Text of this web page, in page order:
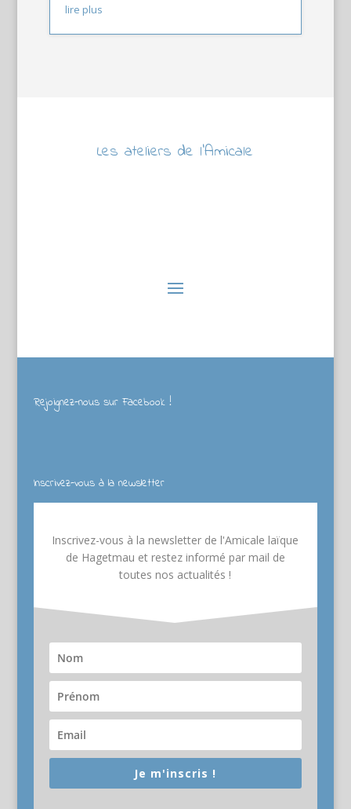
lire plus
Les ateliers de l’Amicale
Rejoignez-nous sur Facebook !
Inscrivez-vous à la newsletter
Inscrivez-vous à la newsletter de l'Amicale laïque
de Hagetmau et restez informé par mail de
toutes nos actualités !
Je m'inscris !